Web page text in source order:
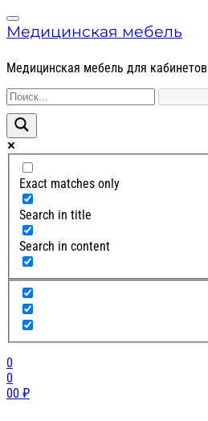
Skip
to
navigation
Skip
to
content
Menu
Медицинская мебель
Медицинская мебель для кабинетов
Exact matches only
Search in title
Search in content
0
0
00 ₽